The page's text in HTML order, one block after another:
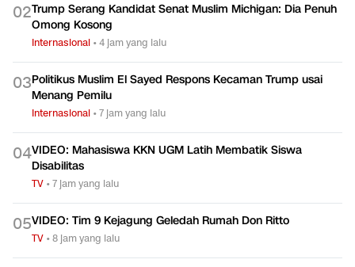
02Trump Serang Kandidat Senat Muslim Michigan: Dia Penuh
Omong Kosong
Internasional •4 jam yang lalu
03Politikus Muslim El Sayed Respons Kecaman Trump usai
Menang Pemilu
Internasional •7 jam yang lalu
04VIDEO: Mahasiswa KKN UGM Latih Membatik Siswa
Disabilitas
TV •7 jam yang lalu
05VIDEO: Tim 9 Kejagung Geledah Rumah Don Ritto
TV •8 jam yang lalu